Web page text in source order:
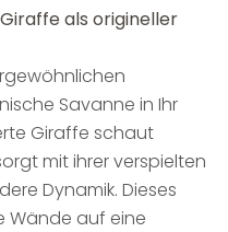
als origineller
Savanne in Ihr
Giraffe schaut
mit ihrer verspielten
Dynamik. Dieses
Wände auf eine